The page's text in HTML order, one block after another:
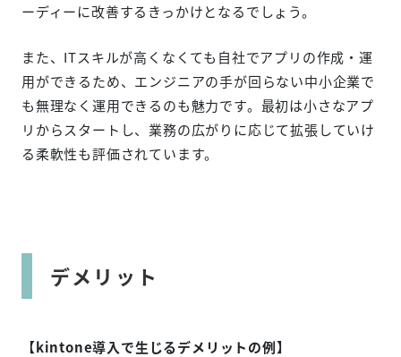
ーディーに改善するきっかけとなるでしょう。
また、ITスキルが高くなくても自社でアプリの作成・運
用ができるため、エンジニアの手が回らない中小企業で
も無理なく運用できるのも魅力です。最初は小さなアプ
リからスタートし、業務の広がりに応じて拡張していけ
る柔軟性も評価されています。
デメリット
【kintone導入で生じるデメリットの例】